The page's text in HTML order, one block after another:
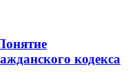
кодекса